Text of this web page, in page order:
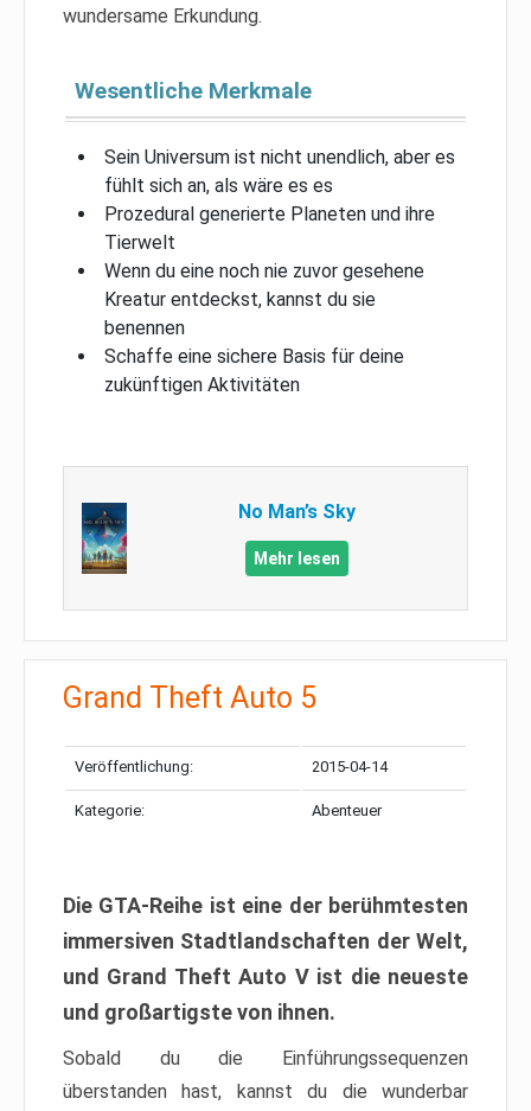
wundersame Erkundung.
Wesentliche Merkmale
Sein Universum ist nicht unendlich, aber es
fühlt sich an, als wäre es es
Prozedural generierte Planeten und ihre
Tierwelt
Wenn du eine noch nie zuvor gesehene
Kreatur entdeckst, kannst du sie
benennen
Schaffe eine sichere Basis für deine
zukünftigen Aktivitäten
No Man’s Sky
Mehr lesen
Grand Theft Auto 5
Veröffentlichung: 2015-04-14
Kategorie: Abenteuer
Die GTA-Reihe ist eine der berühmtesten
immersiven Stadtlandschaften der Welt,
und Grand Theft Auto V ist die neueste
und großartigste von ihnen.
Sobald du die Einführungssequenzen
überstanden hast, kannst du die wunderbar